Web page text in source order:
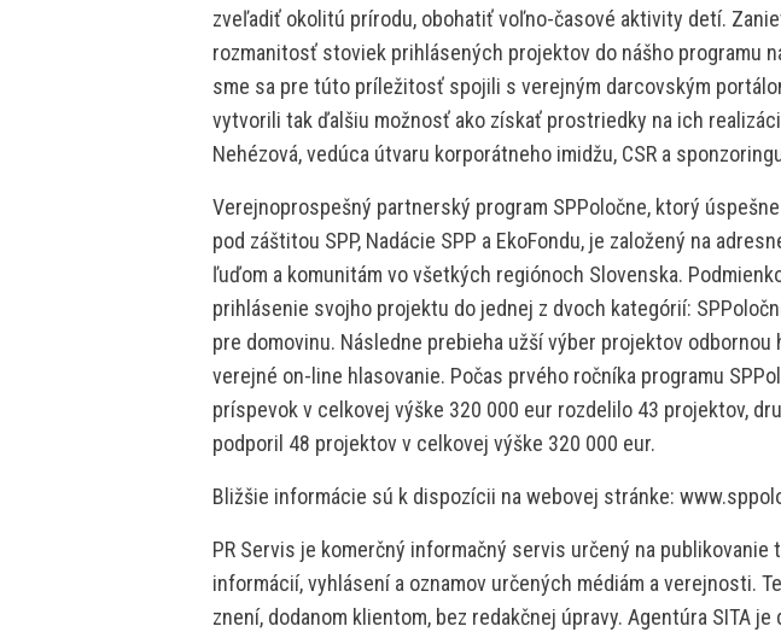
zveľadiť okolitú prírodu, obohatiť voľno-časové aktivity detí.
rozmanitosť stoviek prihlásených projektov do nášho programu
sme sa pre túto príležitosť spojili s verejným darcovským
vytvorili tak ďalšiu možnosť ako získať prostriedky na ich
Nehézová, vedúca útvaru korporátneho imidžu, CSR a
Verejnoprospešný partnerský program SPPoločne, ktorý
pod záštitou SPP, Nadácie SPP a EkoFondu, je založený na
ľuďom a komunitám vo všetkých regiónoch Slovenska.
prihlásenie svojho projektu do jednej z dvoch kategórií:
pre domovinu. Následne prebieha užší výber projektov
verejné on-line hlasovanie. Počas prvého ročníka programu
príspevok v celkovej výške 320 000 eur rozdelilo 43 projektov,
podporil 48 projektov v celkovej výške 320 000 eur.
Bližšie informácie sú k dispozícii na webovej stránke:
PR Servis je komerčný informačný servis určený na publikovanie
informácií, vyhlásení a oznamov určených médiám a verejnosti.
znení, dodanom klientom, bez redakčnej úpravy. Agentúra SITA